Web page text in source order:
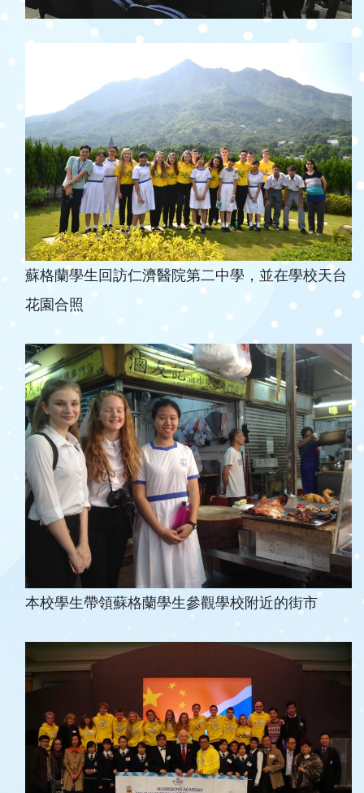
蘇格蘭學生回訪仁濟醫院第二中學，並在學校天台
花園合照
本校學生帶領蘇格蘭學生參觀學校附近的街市